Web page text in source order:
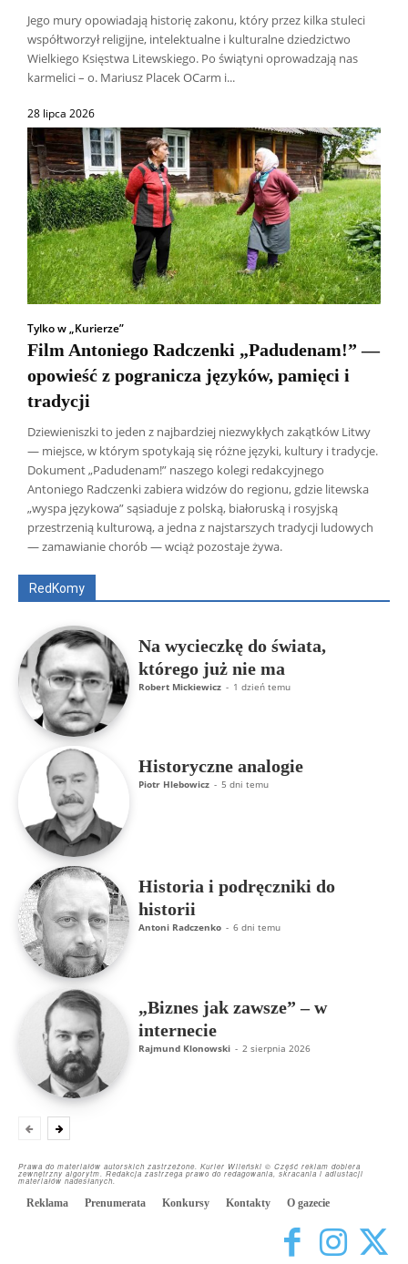
Jego mury opowiadają historię zakonu, który przez kilka stuleci
współtworzył religijne, intelektualne i kulturalne dziedzictwo
Wielkiego Księstwa Litewskiego. Po świątyni oprowadzają nas
karmelici – o. Mariusz Placek OCarm i...
28 lipca 2026
Tylko w „Kurierze”
Film Antoniego Radczenki „Padudenam!” —
opowieść z pogranicza języków, pamięci i
tradycji
Dziewieniszki to jeden z najbardziej niezwykłych zakątków Litwy
— miejsce, w którym spotykają się różne języki, kultury i tradycje.
Dokument „Padudenam!” naszego kolegi redakcyjnego
Antoniego Radczenki zabiera widzów do regionu, gdzie litewska
„wyspa językowa” sąsiaduje z polską, białoruską i rosyjską
przestrzenią kulturową, a jedna z najstarszych tradycji ludowych
— zamawianie chorób — wciąż pozostaje żywa.
RedKomy
Wszyscy Aleksander Borowik
Antoni Radczenko
Artur Płokszto
Grzegorz Górny
ks. Jarosław Wąsowicz SDB
Na wycieczkę do świata,
którego już nie ma
Robert Mickiewicz - 1 dzień temu
Historyczne analogie
Piotr Hlebowicz - 5 dni temu
Historia i podręczniki do
historii
Antoni Radczenko - 6 dni temu
„Biznes jak zawsze” – w
internecie
Rajmund Klonowski - 2 sierpnia 2026
Prawa do materiałów autorskich zastrzeżone. Kurier Wileński © Część reklam dobiera
zewnętrzny algorytm. Redakcja zastrzega prawo do redagowania, skracania i adiustacji
materiałów nadesłanych.
Reklama Prenumerata Konkursy Kontakty O gazecie